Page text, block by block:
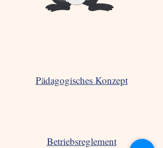
Pädagogisches Konzept
Betriebsreglement